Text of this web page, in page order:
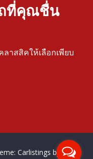
ที่คุณชื่น
าสสิคให้เลือกเพียบ
Carlistings byWP